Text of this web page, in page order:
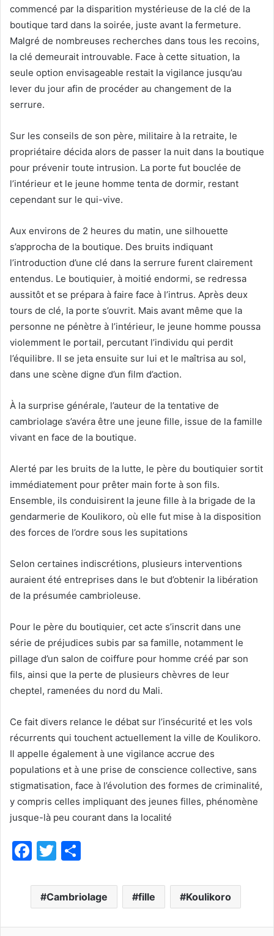
commencé par la disparition mystérieuse de la clé de la
boutique tard dans la soirée, juste avant la fermeture.
Malgré de nombreuses recherches dans tous les recoins,
la clé demeurait introuvable. Face à cette situation, la
seule option envisageable restait la vigilance jusqu’au
lever du jour afin de procéder au changement de la
serrure.
Sur les conseils de son père, militaire à la retraite, le
propriétaire décida alors de passer la nuit dans la boutique
pour prévenir toute intrusion. La porte fut bouclée de
l’intérieur et le jeune homme tenta de dormir, restant
cependant sur le qui-vive.
Aux environs de 2 heures du matin, une silhouette
s’approcha de la boutique. Des bruits indiquant
l’introduction d’une clé dans la serrure furent clairement
entendus. Le boutiquier, à moitié endormi, se redressa
aussitôt et se prépara à faire face à l’intrus. Après deux
tours de clé, la porte s’ouvrit. Mais avant même que la
personne ne pénètre à l’intérieur, le jeune homme poussa
violemment le portail, percutant l’individu qui perdit
l’équilibre. Il se jeta ensuite sur lui et le maîtrisa au sol,
dans une scène digne d’un film d’action.
À la surprise générale, l’auteur de la tentative de
cambriolage s’avéra être une jeune fille, issue de la famille
vivant en face de la boutique.
Alerté par les bruits de la lutte, le père du boutiquier sortit
immédiatement pour prêter main forte à son fils.
Ensemble, ils conduisirent la jeune fille à la brigade de la
gendarmerie de Koulikoro, où elle fut mise à la disposition
des forces de l’ordre sous les supitations
Selon certaines indiscrétions, plusieurs interventions
auraient été entreprises dans le but d’obtenir la libération
de la présumée cambrioleuse.
Pour le père du boutiquier, cet acte s’inscrit dans une
série de préjudices subis par sa famille, notamment le
pillage d’un salon de coiffure pour homme créé par son
fils, ainsi que la perte de plusieurs chèvres de leur
cheptel, ramenées du nord du Mali.
Ce fait divers relance le débat sur l’insécurité et les vols
récurrents qui touchent actuellement la ville de Koulikoro.
Il appelle également à une vigilance accrue des
populations et à une prise de conscience collective, sans
stigmatisation, face à l’évolution des formes de criminalité,
y compris celles impliquant des jeunes filles, phénomène
jusque-là peu courant dans la localité
F
c
e
b
T
itt
er
ta
g
er
Cambriolage fille Koulikoro